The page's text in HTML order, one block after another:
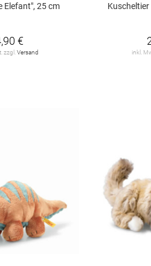
Elefant", 25 cm
€
zzgl.Versand
Kuscheltier
inkl.